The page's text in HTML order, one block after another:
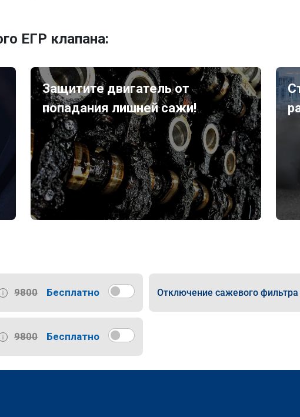
ЕГР клапана:
Защитите двигатель от
попадания лишней сажи!
9800 Бесплатно Отключение сажевого фильтра
9800 Бесплатно